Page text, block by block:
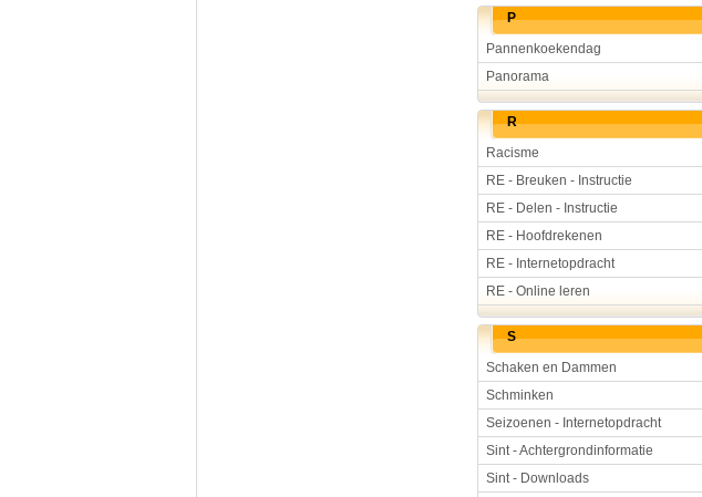
P
Pannenkoekendag
Panorama
R
Racisme
RE - Breuken - Instructie
RE - Delen - Instructie
RE - Hoofdrekenen
RE - Internetopdracht
RE - Online leren
S
Schaken en Dammen
Schminken
Seizoenen - Internetopdracht
Sint - Achtergrondinformatie
Sint - Downloads